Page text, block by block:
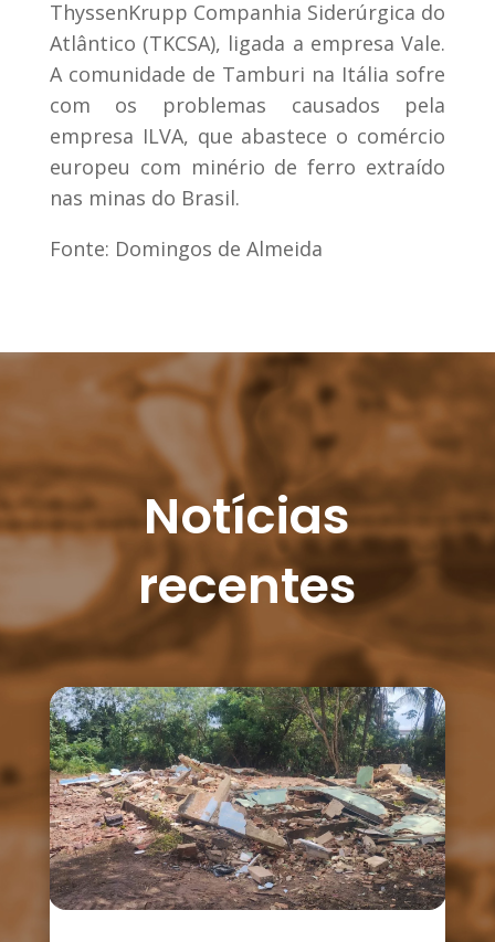
ThyssenKrupp Companhia Siderúrgica do
Atlântico (TKCSA), ligada a empresa Vale.
A comunidade de Tamburi na Itália sofre
com os problemas causados pela
empresa ILVA, que abastece o comércio
europeu com minério de ferro extraído
nas minas do Brasil.
Fonte: Domingos de Almeida
Notícias
recentes